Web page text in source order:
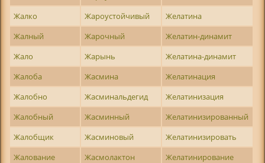
Жалко
Жароустойчивый
Желатина
Жалный
Жарочный
Желатин-динамит
Жало
Жарынь
Желатина-динамит
Жалоба
Жасмина
Желатинация
Жалобно
Жасминальдегид
Желатинизация
Жалобный
Жасминный
Желатинизированный
Жалобщик
Жасминовый
Желатинизировать
Жалование
Жасмолактон
Желатинирование